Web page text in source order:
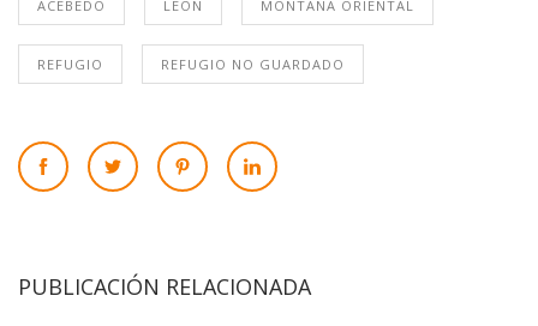
ACEBEDO LEÓN MONTAÑA ORIENTAL
REFUGIO REFUGIO NO GUARDADO
PUBLICACIÓN RELACIONADA